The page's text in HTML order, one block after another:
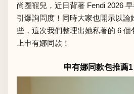
尚圈寵兒，近日背著 Fendi 2026
引爆詢問度！同時大家也開示以論
些，這次我們整理出她私著的 6 個
上申有娜同款！
申有娜同款包推薦